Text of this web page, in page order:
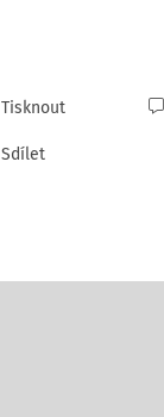
Tisknout
Sdílet